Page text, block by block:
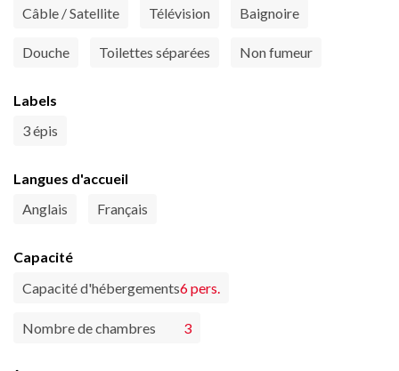
Câble / Satellite Télévision Baignoire
Douche Toilettes séparées Non fumeur
Labels
3 épis
Langues d'accueil
Anglais
Français
Capacité
Capacité d'hébergements6 pers.
Nombre de chambres 3